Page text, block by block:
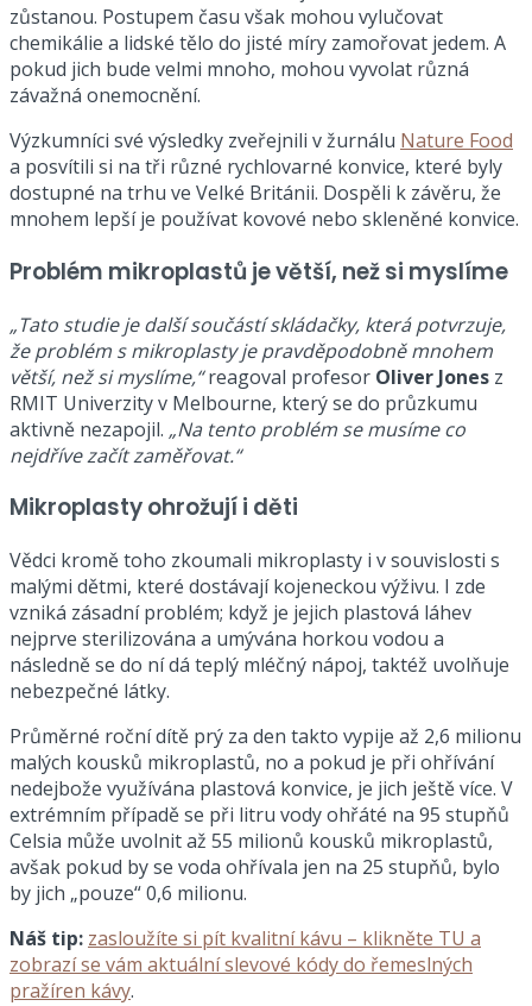
zůstanou. Postupem času však mohou vylučovat
chemikálie a lidské tělo do jisté míry zamořovat jedem. A
pokud jich bude velmi mnoho, mohou vyvolat různá
závažná onemocnění.
Výzkumníci své výsledky zveřejnili v žurnálu Nature Food
a posvítili si na tři různé rychlovarné konvice, které byly
dostupné na trhu ve Velké Británii. Dospěli k závěru, že
mnohem lepší je používat kovové nebo skleněné konvice.
Problém mikroplastů je větší, než si myslíme
„Tato studie je další součástí skládačky, která potvrzuje,
že problém s mikroplasty je pravděpodobně mnohem
větší, než si myslíme,“reagoval profesor Oliver Jones z
RMIT Univerzity v Melbourne, který se do průzkumu
aktivně nezapojil. „Na tento problém se musíme co
nejdříve začít zaměřovat.“
Mikroplasty ohrožují i děti
Vědci kromě toho zkoumali mikroplasty i v souvislosti s
malými dětmi, které dostávají kojeneckou výživu. I zde
vzniká zásadní problém; když je jejich plastová láhev
nejprve sterilizována a umývána horkou vodou a
následně se do ní dá teplý mléčný nápoj, taktéž uvolňuje
nebezpečné látky.
Průměrné roční dítě prý za den takto vypije až 2,6 milionu
malých kousků mikroplastů, no a pokud je při ohřívání
nedejbože využívána plastová konvice, je jich ještě více. V
extrémním případě se při litru vody ohřáté na 95 stupňů
Celsia může uvolnit až 55 milionů kousků mikroplastů,
avšak pokud by se voda ohřívala jen na 25 stupňů, bylo
by jich „pouze“ 0,6 milionu.
Náš tip: zasloužíte si pít kvalitní kávu – klikněte TU a
zobrazí se vám aktuální slevové kódy do řemeslných
pražíren kávy.